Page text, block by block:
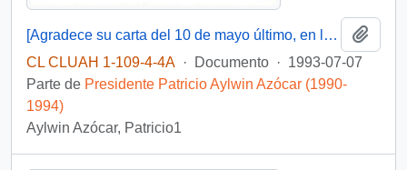
[Agradece su carta del 10 de mayo último, en la que le cuenta sobre los avances para el acuerdo de libre comercio con los Estados Unidos]
CL CLUAH 1-109-4-4A · Documento · 1993-07-07
Parte de Presidente Patricio Aylwin Azócar (1990-
1994)
Aylwin Azócar, Patricio1